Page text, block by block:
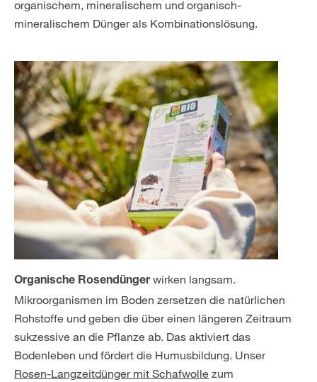
organischem, mineralischem und organisch-
mineralischem Dünger als Kombinationslösung.
Organische Rosendüngerwirken langsam.
Mikroorganismen im Boden zersetzen die natürlichen
Rohstoffe und geben die über einen längeren Zeitraum
sukzessive an die Pflanze ab. Das aktiviert das
Bodenleben und fördert die Humusbildung. Unser
Rosen-Langzeitdünger mit Schafwolle zum